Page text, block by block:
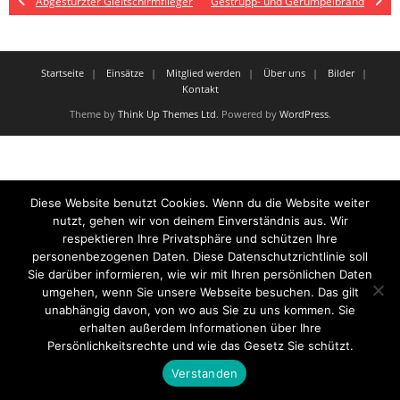
Startseite Einsätze Mitglied werden Über uns
Bilder
Kontakt
Theme by Think Up Themes Ltd. Powered by WordPress.
Diese Website benutzt Cookies. Wenn du die Website weiter
nutzt, gehen wir von deinem Einverständnis aus. Wir
respektieren Ihre Privatsphäre und schützen Ihre
personenbezogenen Daten. Diese Datenschutzrichtlinie soll
Sie darüber informieren, wie wir mit Ihren persönlichen Daten
umgehen, wenn Sie unsere Webseite besuchen. Das gilt
unabhängig davon, von wo aus Sie zu uns kommen. Sie
erhalten außerdem Informationen über Ihre
Persönlichkeitsrechte und wie das Gesetz Sie schützt.
Verstanden